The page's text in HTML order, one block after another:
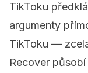
TikToku
argumenty
TikToku —
Recover působí